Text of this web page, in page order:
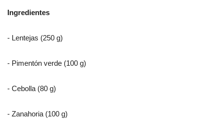
Ingredientes
- Lentejas (250 g)
- Pimentón verde (100 g)
- Cebolla (80 g)
- Zanahoria (100 g)